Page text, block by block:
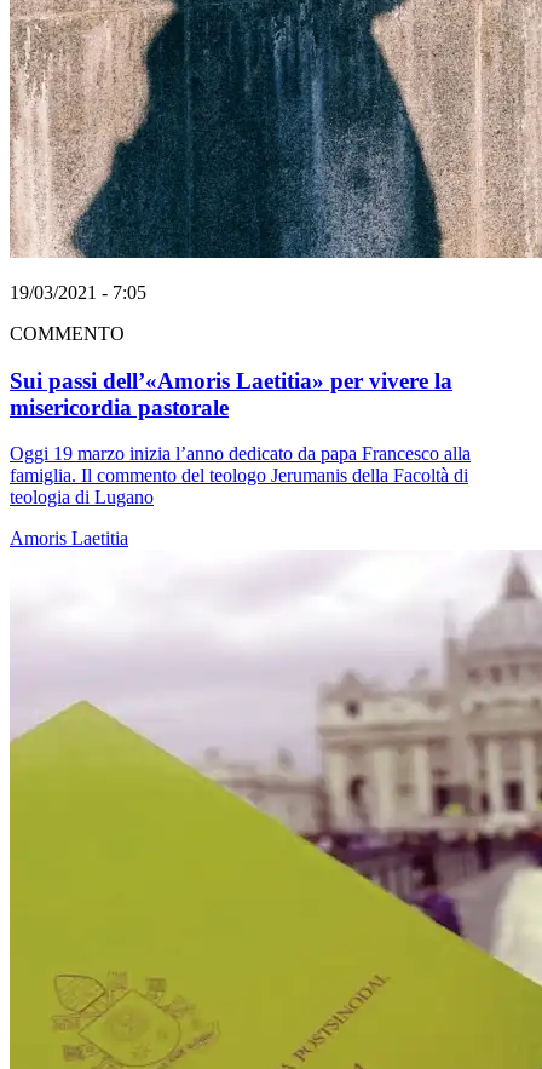
19/03/2021 - 7:05
COMMENTO
Sui passi dell’«Amoris Laetitia» per vivere la
misericordia pastorale
Oggi 19 marzo inizia l’anno dedicato da papa Francesco alla
famiglia. Il commento del teologo Jerumanis della Facoltà di
teologia di Lugano
Amoris Laetitia